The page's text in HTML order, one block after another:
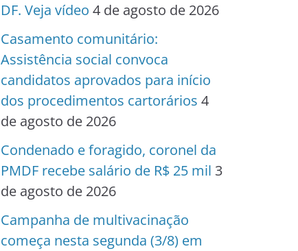
DF. Veja vídeo 4 de agosto de 2026
Casamento comunitário:
Assistência social convoca
candidatos aprovados para início
dos procedimentos cartorários 4
de agosto de 2026
Condenado e foragido, coronel da
PMDF recebe salário de R$ 25 mil 3
de agosto de 2026
Campanha de multivacinação
começa nesta segunda (3/8) em